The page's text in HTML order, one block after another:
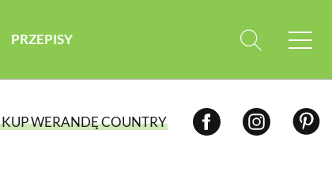
PRZEPISY
KUP WERANDĘ COUNTRY